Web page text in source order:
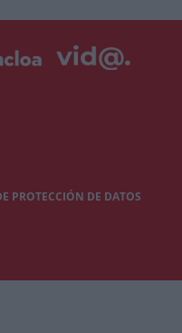
PROTECCIÓN DE DATOS